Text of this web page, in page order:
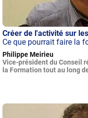
Créer de l'activité sur
Ce que pourrait faire la
Philippe Meirieu
Vice-président du Conseil
la Formation tout au long